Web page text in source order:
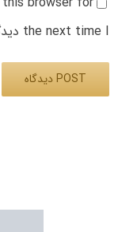
the next time I دیدگاه.